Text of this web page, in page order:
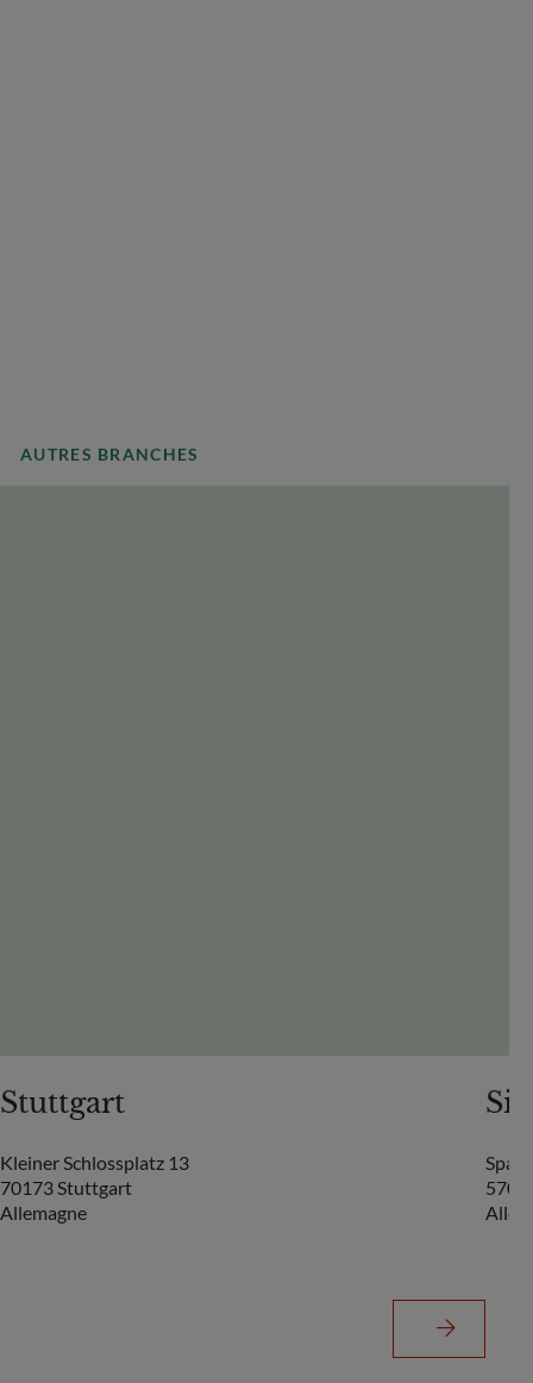
AUTRES BRANCHES
Stuttgart
Kleiner Schlossplatz 13
70173 Stuttgart
Allemagne